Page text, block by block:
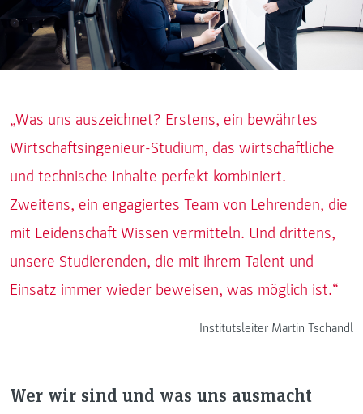
„Was uns auszeichnet? Erstens, ein bewährtes
Wirtschaftsingenieur-Studium, das wirtschaftliche
und technische Inhalte perfekt kombiniert.
Zweitens, ein engagiertes Team von Lehrenden, die
mit Leidenschaft Wissen vermitteln. Und drittens,
unsere Studierenden, die mit ihrem Talent und
Einsatz immer wieder beweisen, was möglich ist.“
Institutsleiter Martin Tschandl
Wer wir sind und was uns ausmacht